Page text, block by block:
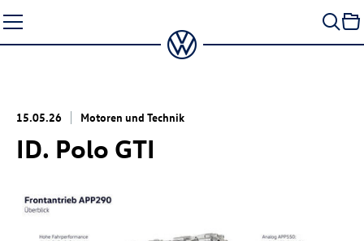
Seiteninhalt
springen
15.05.26 Motoren und Technik
ID. Polo GTI